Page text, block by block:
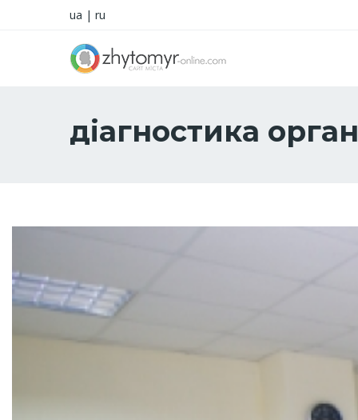
ua | ru
діагностика